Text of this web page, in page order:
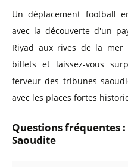
Un déplacement football
avec la découverte d'un
Riyad aux rives de la mer
billets et laissez-vous
ferveur des tribunes
avec les places fortes
Questions fréquentes
Saoudite